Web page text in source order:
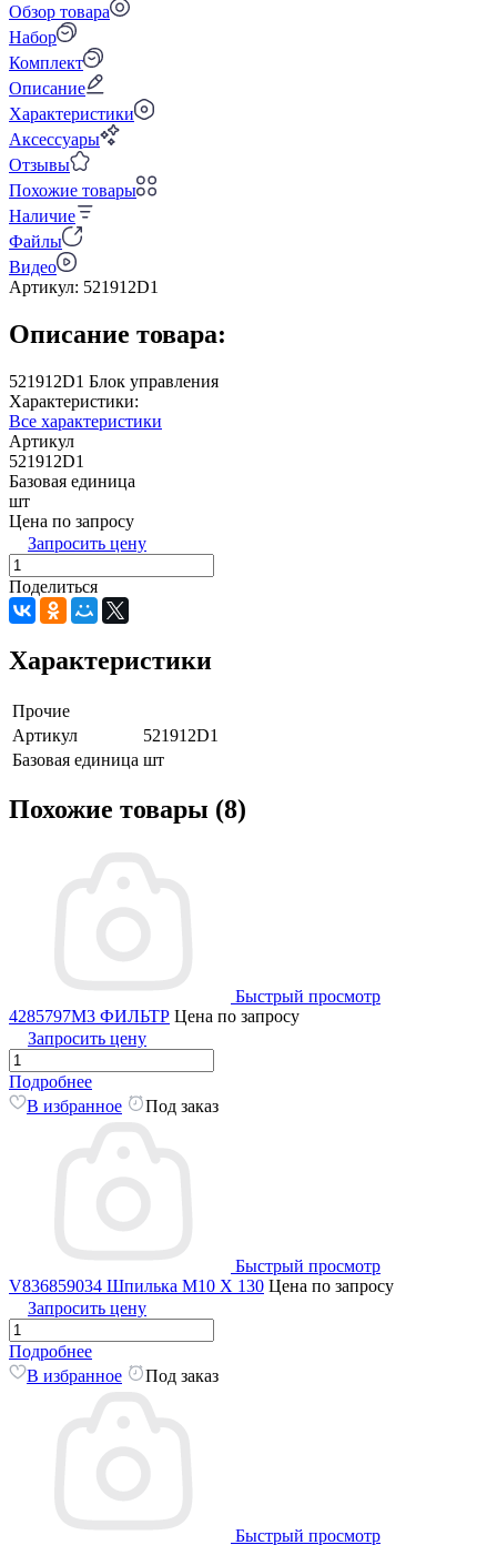
Обзор товара
Набор
Комплект
Описание
Характеристики
Аксессуары
Отзывы
Похожие товары
Наличие
Файлы
Видео
Артикул: 521912D1
Описание товара:
521912D1 Блок управления
Характеристики:
Все характеристики
Артикул
521912D1
Базовая единица
шт
Цена по запросу
Запросить цену
Поделиться
Характеристики
Прочие
Артикул
521912D1
Базовая единица шт
Похожие товары (8)
Быстрый просмотр
4285797M3 ФИЛЬТР Цена по запросу
Запросить цену
Подробнее
В избранное
Под заказ
Быстрый просмотр
V836859034 Шпилька M10 X 130 Цена по запросу
Запросить цену
Подробнее
В избранное
Под заказ
Быстрый просмотр